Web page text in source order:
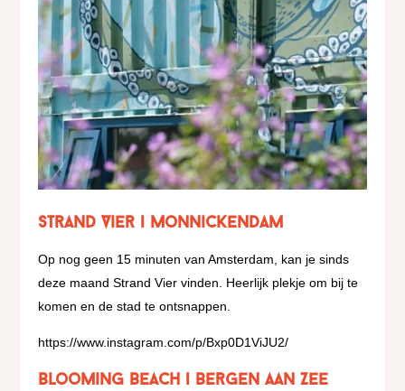
Strand Vier | Monnickendam
Op nog geen 15 minuten van Amsterdam, kan je sinds
deze maand Strand Vier vinden. Heerlijk plekje om bij te
komen en de stad te ontsnappen.
https://www.instagram.com/p/Bxp0D1ViJU2/
Blooming Beach | Bergen aan Zee